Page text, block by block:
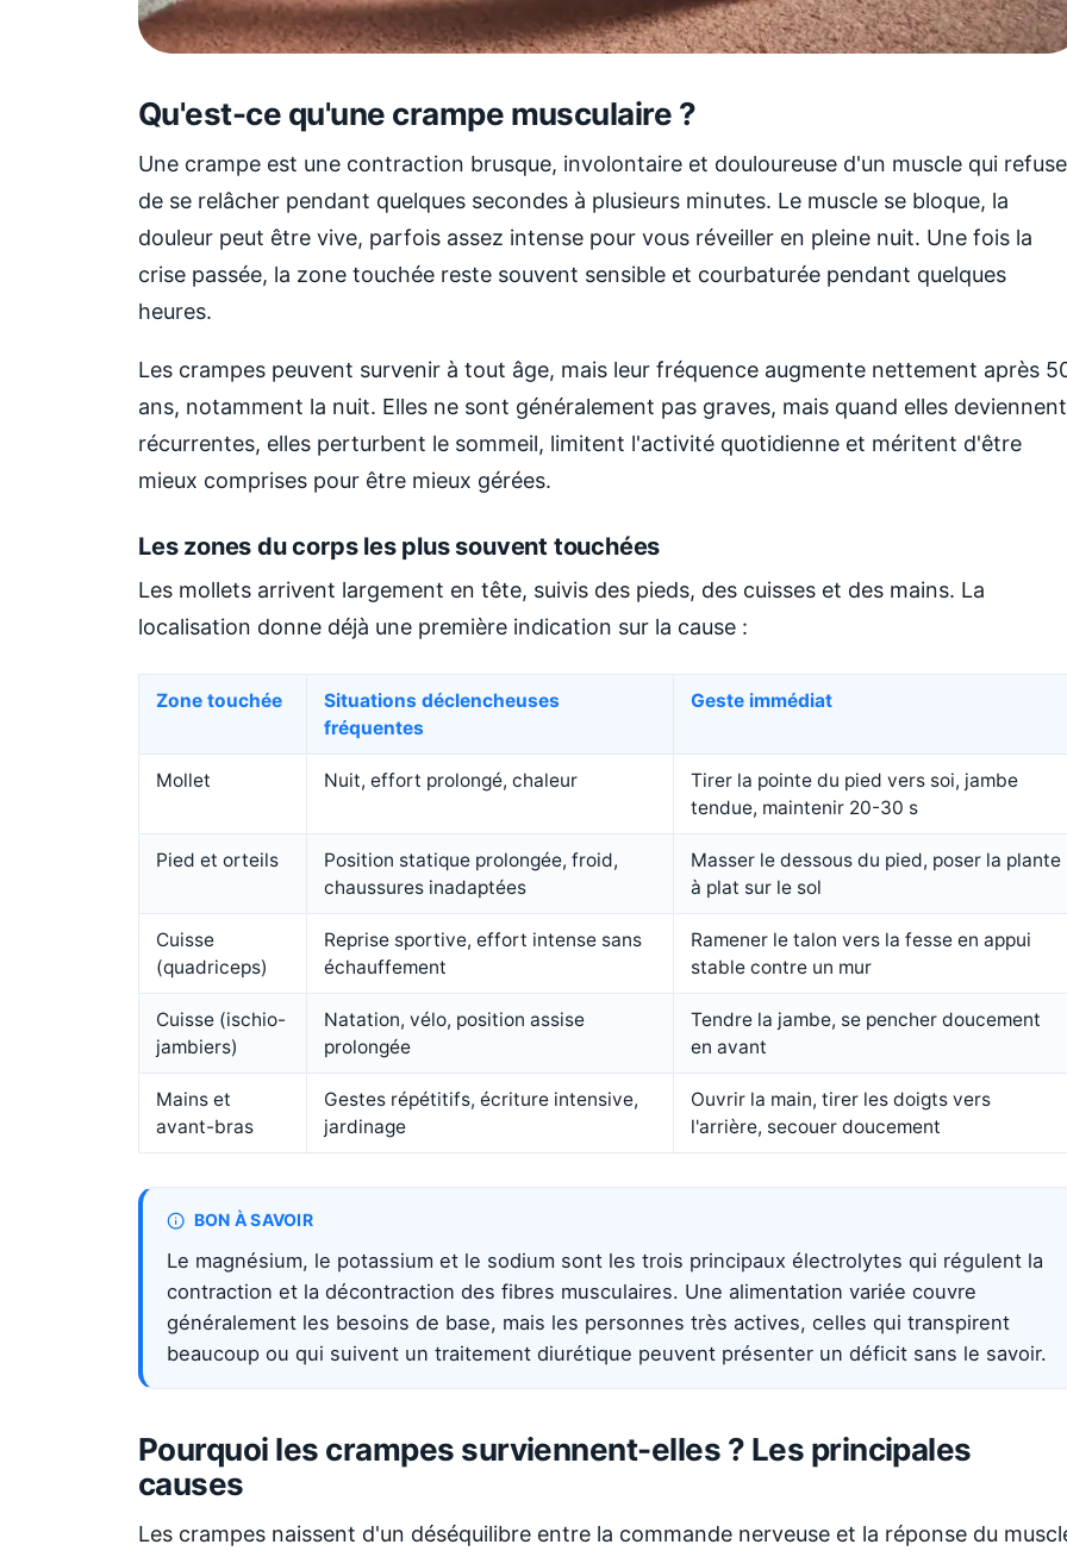
Qu'est-ce qu'une crampe musculaire ?
Une crampe est une contraction brusque, involontaire et douloureuse d'un muscle qui refuse
de se relâcher pendant quelques secondes à plusieurs minutes. Le muscle se bloque, la
douleur peut être vive, parfois assez intense pour vous réveiller en pleine nuit. Une fois la
crise passée, la zone touchée reste souvent sensible et courbaturée pendant quelques
heures.
Les crampes peuvent survenir à tout âge, mais leur fréquence augmente nettement après
ans, notamment la nuit. Elles ne sont généralement pas graves, mais quand elles deviennent
récurrentes, elles perturbent le sommeil, limitent l'activité quotidienne et méritent d'être
mieux comprises pour être mieux gérées.
Les zones du corps les plus souvent touchées
Les mollets arrivent largement en tête, suivis des pieds, des cuisses et des mains. La
localisation donne déjà une première indication sur la cause :
Zone touchée
Situations déclencheuses
fréquentes
Geste immédiat
Mollet Nuit, effort prolongé, chaleur
Tirer la pointe du pied vers soi, jambe
tendue, maintenir 20-30 s
Pied et orteils
Position statique prolongée, froid,
chaussures inadaptées
Masser le dessous du pied, poser la plante
à plat sur le sol
Cuisse
(quadriceps)
Reprise sportive, effort intense sans
échauffement
Ramener le talon vers la fesse en appui
stable contre un mur
Cuisse (ischio-
jambiers)
Natation, vélo, position assise
prolongée
Tendre la jambe, se pencher doucement
en avant
Mains et
avant-bras
Gestes répétitifs, écriture intensive,
jardinage
Ouvrir la main, tirer les doigts vers
l'arrière, secouer doucement
BON À SAVOIR
Le magnésium, le potassium et le sodium sont les trois principaux électrolytes qui régulent la
contraction et la décontraction des fibres musculaires. Une alimentation variée couvre
généralement les besoins de base, mais les personnes très actives, celles qui transpirent
beaucoup ou qui suivent un traitement diurétique peuvent présenter un déficit sans le savoir.
Pourquoi les crampes surviennent-elles ? Les principales
causes
Les crampes naissent d'un déséquilibre entre la commande nerveuse et la réponse du